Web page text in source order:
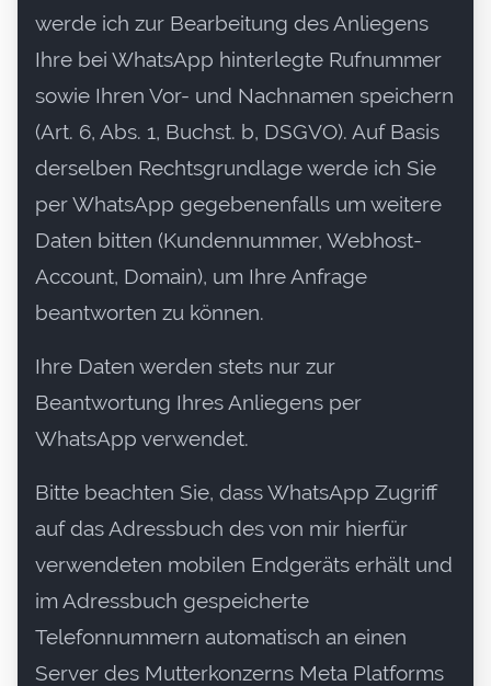
werde ich zur Bearbeitung des Anliegens
Ihre bei WhatsApp hinterlegte Rufnummer
sowie Ihren Vor- und Nachnamen speichern
(Art. 6, Abs. 1, Buchst. b, DSGVO). Auf Basis
derselben Rechtsgrundlage werde ich Sie
per WhatsApp gegebenenfalls um weitere
Daten bitten (Kundennummer, Webhost-
Account, Domain), um Ihre Anfrage
beantworten zu können.
Ihre Daten werden stets nur zur
Beantwortung Ihres Anliegens per
WhatsApp verwendet.
Bitte beachten Sie, dass WhatsApp Zugriff
auf das Adressbuch des von mir hierfür
verwendeten mobilen Endgeräts erhält und
im Adressbuch gespeicherte
Telefonnummern automatisch an einen
Server des Mutterkonzerns Meta Platforms